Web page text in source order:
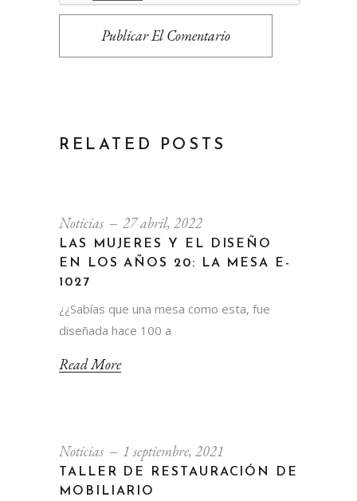
Publicar El Comentario
RELATED POSTS
Noticias 27 abril, 2022
LAS MUJERES Y EL DISEÑO
EN LOS AÑOS 20: LA MESA E-
1027
¿¿Sabías que una mesa como esta, fue
diseñada hace 100 a
Read More
Noticias 1 septiembre, 2021
TALLER DE RESTAURACIÓN DE
MOBILIARIO